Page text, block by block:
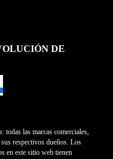
DE
todas las marcas comerciales,
respectivos dueños. Los
en este sitio web tienen